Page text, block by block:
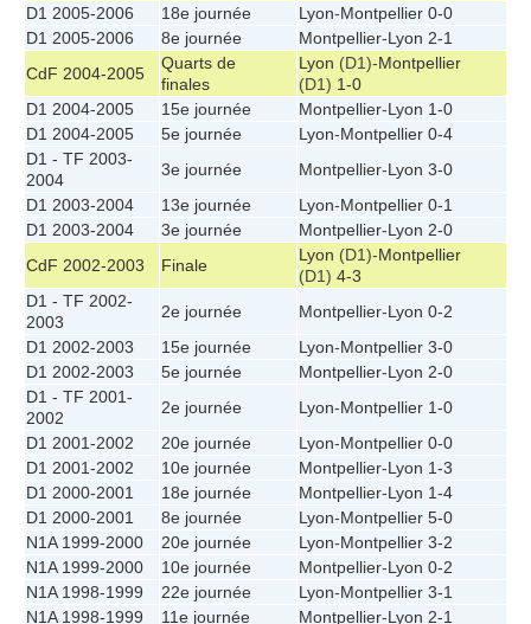
D1 2005-2006
18e journée Lyon-Montpellier 0-0
D1 2005-2006
8e journée Montpellier-Lyon 2-1
CdF 2004-2005
Quarts de
finales
Lyon (D1)-Montpellier
(D1) 1-0
D1 2004-2005
15e journée Montpellier-Lyon 1-0
D1 2004-2005
5e journée Lyon-Montpellier 0-4
D1 - TF 2003-
2004
3e journée Montpellier-Lyon 3-0
D1 2003-2004
13e journée Lyon-Montpellier 0-1
D1 2003-2004
3e journée Montpellier-Lyon 2-0
CdF 2002-2003
Finale
Lyon (D1)-Montpellier
(D1) 4-3
D1 - TF 2002-
2003
2e journée Montpellier-Lyon 0-2
D1 2002-2003
15e journée Lyon-Montpellier 3-0
D1 2002-2003
5e journée Montpellier-Lyon 2-0
D1 - TF 2001-
2002
2e journée Lyon-Montpellier 1-0
D1 2001-2002
20e journée Lyon-Montpellier 0-0
D1 2001-2002
10e journée Montpellier-Lyon 1-3
D1 2000-2001
18e journée Montpellier-Lyon 1-4
D1 2000-2001
8e journée Lyon-Montpellier 5-0
N1A 1999-2000
20e journée Lyon-Montpellier 3-2
N1A 1999-2000
10e journée Montpellier-Lyon 0-2
N1A 1998-1999
22e journée Lyon-Montpellier 3-1
N1A 1998-1999
11e journée Montpellier-Lyon 2-1